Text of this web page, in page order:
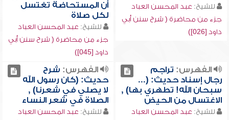
للشيخ: عبد المحسن العباد
جزء من محاضرة ( شرح سنن أبي
داود [026])
أن المستحاضة تغتسل
لكل صلاة
للشيخ: عبد المحسن العباد
جزء من محاضرة ( شرح سنن أبي
داود [045])
الفهرس: تراجم
رجال إسناد حديث: (...
سبحان الله! تطهري بها) ,
الاغتسال من الحيض
للشيخ: عبد المحسن العباد
الفهرس: شرح
حديث: (كان رسول الله
لا يصلي في شعرنا) ,
الصلاة في شعر النساء
للشيخ: عبد المحسن العباد